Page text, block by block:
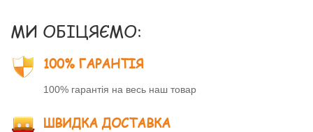
МИ ОБІЦЯЄМО:
100% ГАРАНТІЯ
100% гарантія на весь наш товар
ШВИДКА ДОСТАВКА